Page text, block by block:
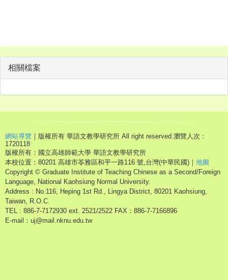
相關檔案
網站導覽 ｜版權所有 華語文教學研究所 All right reserved. 瀏覽人次：
1720118
版權所有：國立高雄師範大學 華語文教學研究所
本校位置：80201 高雄市苓雅區和平一路116 號,台灣(中華民國)｜ 地圖
Copyright © Graduate Institute of Teaching Chinese as a Second/Foreign
Language, National Kaohsiung Normal University.
Address : No.116, Heping 1st Rd., Lingya District, 80201 Kaohsiung,
Taiwan, R.O.C.
TEL : 886-7-7172930 ext. 2521/2522 FAX：886-7-7166896
E-mail：uj@mail.nknu.edu.tw